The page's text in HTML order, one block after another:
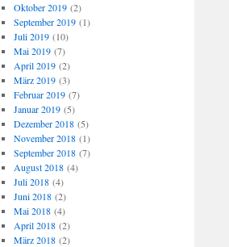
Oktober 2019(2)
September 2019(1)
Juli 2019(10)
Mai 2019(7)
April 2019(2)
März 2019(3)
Februar 2019(7)
Januar 2019(5)
Dezember 2018(5)
November 2018(1)
September 2018(7)
August 2018(4)
Juli 2018(4)
Juni 2018(2)
Mai 2018(4)
April 2018(2)
März 2018(2)